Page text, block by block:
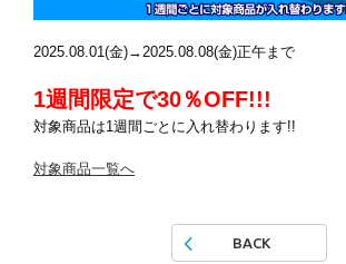
2025.08.01(金)→2025.08.08(金)正午まで
1週間限定で30％OFF!!!
対象商品は1週間ごとに入れ替わります!!
対象商品一覧へ
BACK